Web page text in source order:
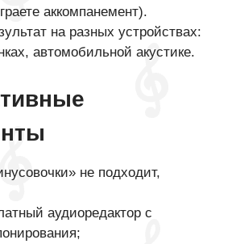
аккомпанемент).
на разных устройствах:
автомобильной акустике.
не подходит,
аудиоредактор с